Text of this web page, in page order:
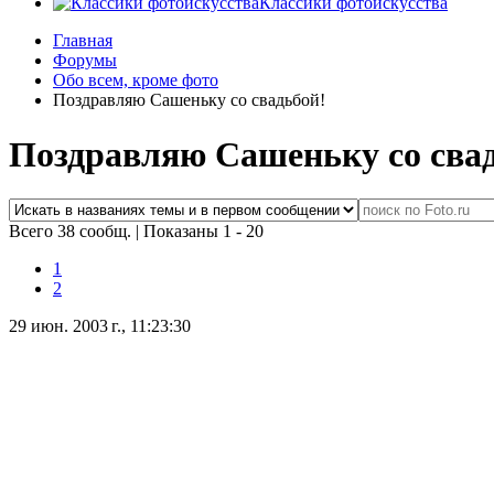
Главная
Форумы
Обо всем, кроме фото
Поздравляю Сашеньку со свадьбой!
Поздравляю Сашеньку со
Всего 38 сообщ. | Показаны 1 - 20
1
2
29 июн. 2003 г., 11:23:30